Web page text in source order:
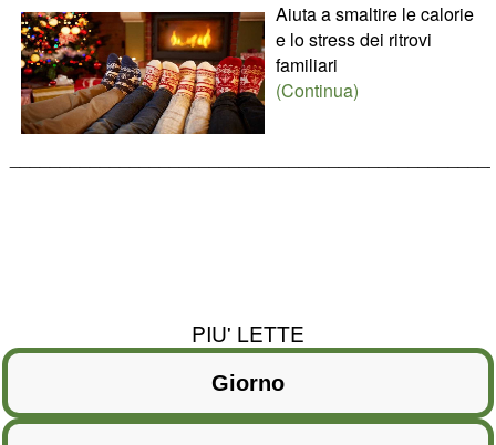
Aiuta a smaltire le calorie
e lo stress dei ritrovi
familiari
(Continua)
PIU' LETTE